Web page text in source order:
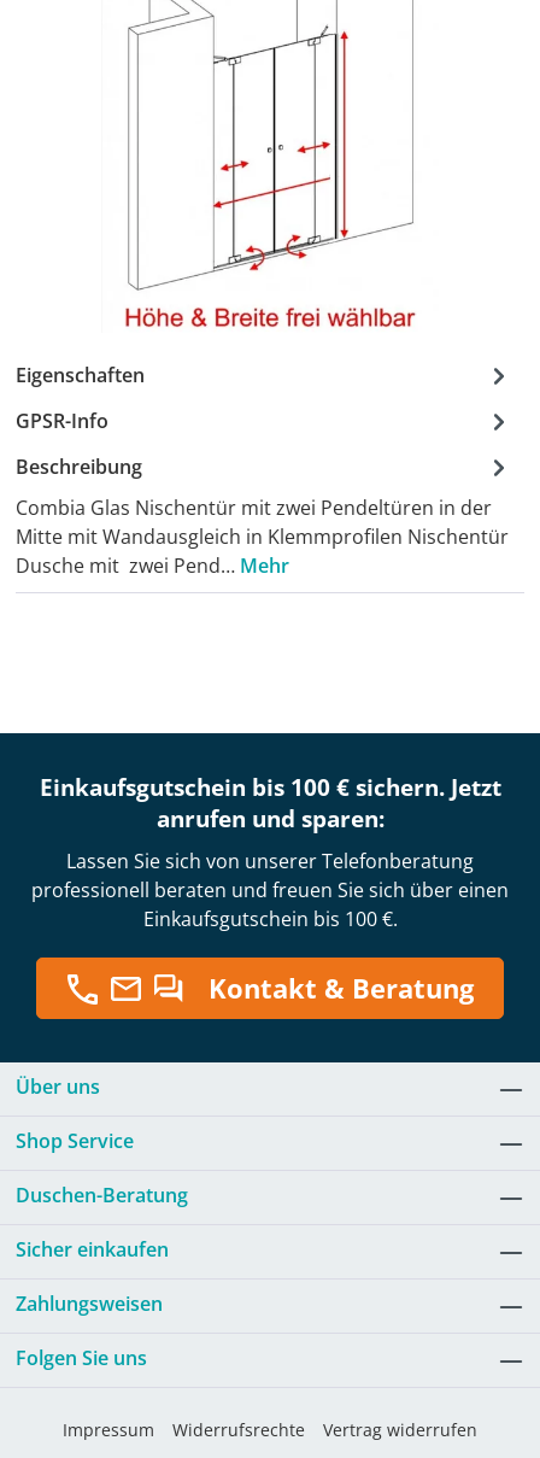
Eigenschaften
GPSR-Info
Beschreibung
Combia Glas Nischentür mit zwei Pendeltüren in der
Mitte mit Wandausgleich in Klemmprofilen Nischentür
Dusche mit zwei Pend… Mehr
Einkaufsgutschein bis 100 € sichern. Jetzt
anrufen und sparen:
Lassen Sie sich von unserer Telefonberatung
professionell beraten und freuen Sie sich über einen
Einkaufsgutschein bis 100 €.
Kontakt & Beratung
Über uns
Shop Service
Duschen-Beratung
Sicher einkaufen
Zahlungsweisen
Folgen Sie uns
Impressum Widerrufsrechte Vertrag widerrufen